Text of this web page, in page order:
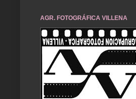
AGR. FOTOGRÁFICA VILLENA